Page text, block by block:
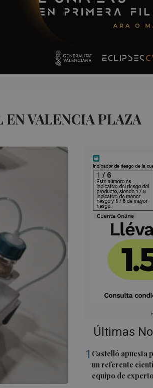
VALENCIA PLAZA
Últimas
1 Castelló apuesta
un referente
equipo de